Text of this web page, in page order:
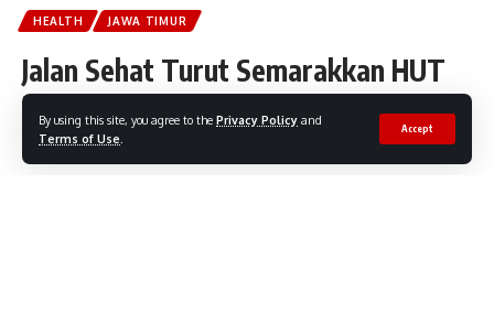
By using this site, you agree to the Privacy Policy and
Terms of Use
Accept
HEALTH JAWA TIMUR
Jalan Sehat Turut Semarakkan HUT
RI ke-77 dan Hari Jadi Lamongan ke
453